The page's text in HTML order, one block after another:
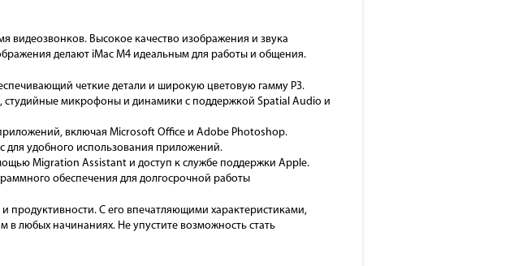
Высокое качество изображения и звука
делают iMac M4 идеальным для работы и общения.
четкие детали и широкую цветовую гамму P3.
студийные микрофоны и динамики с поддержкой Spatial Audio и
включая Microsoft Office и Adobe Photoshop.
для удобного использования приложений.
Migration Assistant и доступ к службе поддержки Apple.
обеспечения для долгосрочной работы
С его впечатляющими характеристиками,
любых начинаниях. Не упустите возможность стать